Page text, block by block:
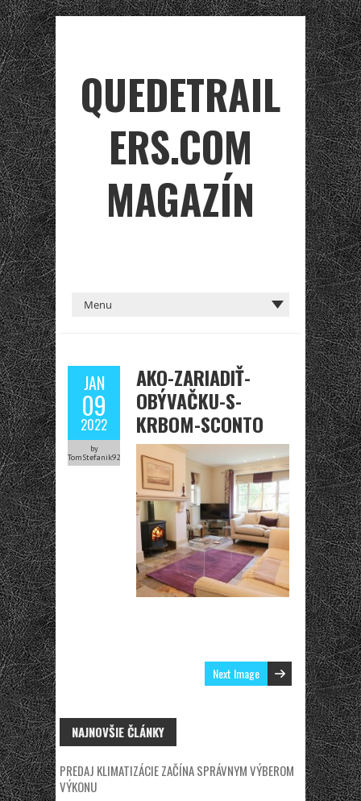
QUEDETRAIL
ERS.COM
MAGAZÍN
JAN
09
2022
by
TomStefanik92
AKO-ZARIADIŤ-
OBÝVAČKU-S-
KRBOM-SCONTO
Next Image
NAJNOVŠIE ČLÁNKY
PREDAJ KLIMATIZÁCIE ZAČÍNA SPRÁVNYM VÝBEROM
VÝKONU